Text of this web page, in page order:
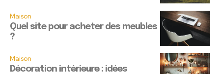
Maison
Quel site pour acheter des meubles
?
Maison
Décoration intérieure : idées